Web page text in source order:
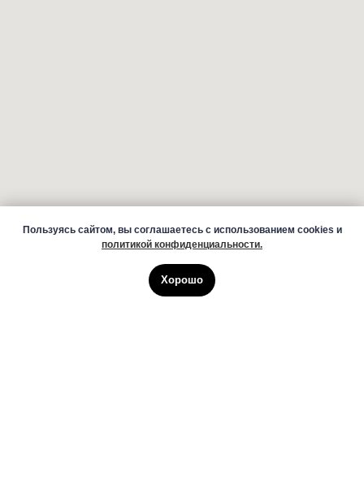
Пользуясь сайтом, вы соглашаетесь с использованием cookies и
политикой конфиденциальности.
Хорошо